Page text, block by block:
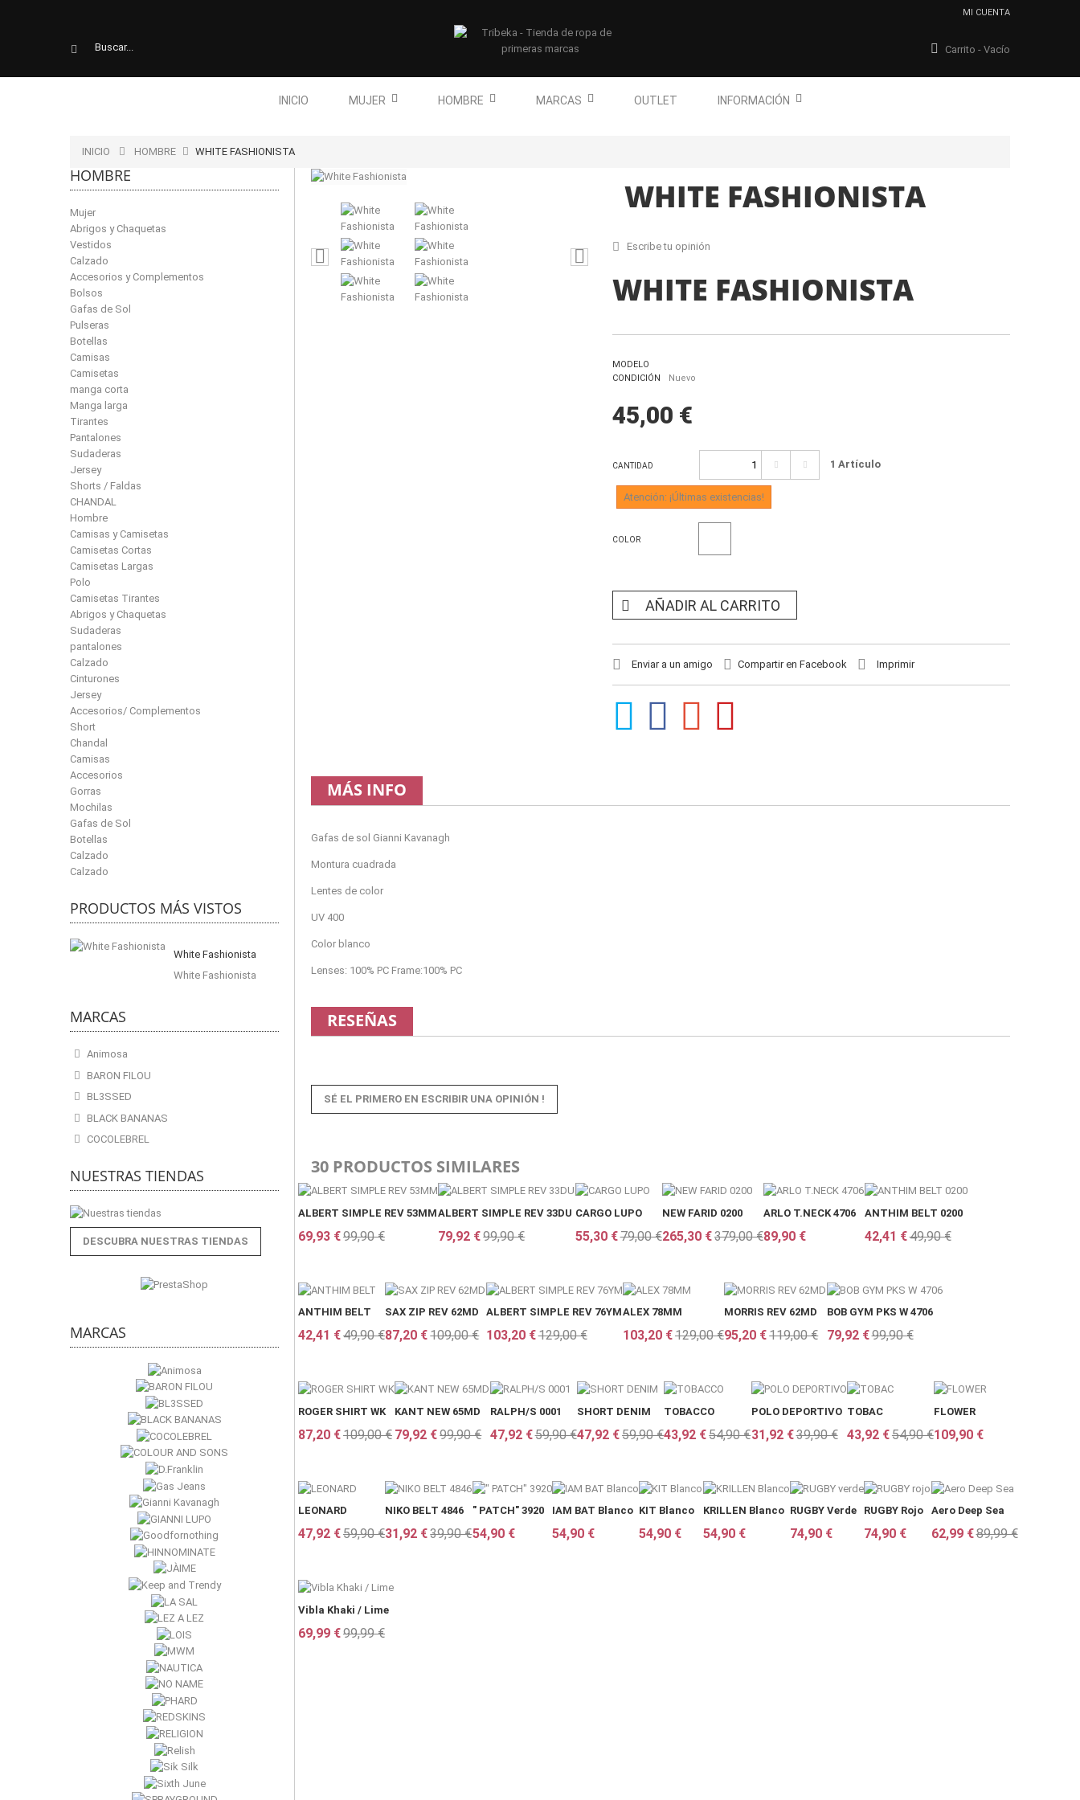
MI CUENTA
Carrito - Vacío
INICIO MUJER HOMBRE MARCAS OUTLET INFORMACIÓN
INICIO HOMBRE WHITE FASHIONISTA
HOMBRE
Mujer
Abrigos y Chaquetas
Vestidos
Calzado
Accesorios y Complementos
Bolsos
Gafas de Sol
Pulseras
Botellas
Camisas
Camisetas
manga corta
Manga larga
Tirantes
Pantalones
Sudaderas
Jersey
Shorts / Faldas
CHANDAL
Hombre
Camisas y Camisetas
Camisetas Cortas
Camisetas Largas
Polo
Camisetas Tirantes
Abrigos y Chaquetas
Sudaderas
pantalones
Calzado
Cinturones
Jersey
Accesorios/ Complementos
Short
Chandal
Camisas
Accesorios
Gorras
Mochilas
Gafas de Sol
Botellas
Calzado
Calzado
PRODUCTOS MÁS VISTOS
White Fashionista
White Fashionista
MARCAS
Animosa
BARON FILOU
BL3SSED
BLACK BANANAS
COCOLEBREL
NUESTRAS TIENDAS
DESCUBRA NUESTRAS TIENDAS
MARCAS
WHITE FASHIONISTA
Escribe tu opinión
WHITE FASHIONISTA
MODELO
CONDICIÓN
Nuevo
45,00 €
CANTIDAD 1 Artículo
Atención: ¡Últimas existencias!
COLOR
AÑADIR AL CARRITO
Enviar a un amigo Compartir en Facebook Imprimir
MÁS INFO
Gafas de sol Gianni Kavanagh
Montura cuadrada
Lentes de color
UV 400
Color blanco
Lenses: 100% PC Frame:100% PC
RESEÑAS
SÉ EL PRIMERO EN ESCRIBIR UNA OPINIÓN !
30 PRODUCTOS SIMILARES
ALBERT SIMPLE REV 53MM
69,93 €99,90 €
ALBERT SIMPLE REV 33DU
79,92 €99,90 €
CARGO LUPO
55,30 €79,00 €
NEW FARID 0200
265,30 €379,00 €
ARLO T.NECK 4706
89,90 €
ANTHIM BELT 0200
42,41 €49,90 €
ANTHIM BELT
42,41 €49,90 €
SAX ZIP REV 62MD
87,20 €109,00 €
ALBERT SIMPLE REV 76YM
103,20 €129,00 €
ALEX 78MM
103,20 €129,00 €
MORRIS REV 62MD
95,20 €119,00 €
BOB GYM PKS W 4706
79,92 €99,90 €
ROGER SHIRT WK
87,20 €109,00 €
KANT NEW 65MD
79,92 €99,90 €
RALPH/S 0001
47,92 €59,90 €
SHORT DENIM
47,92 €59,90 €
TOBACCO
43,92 €54,90 €
POLO DEPORTIVO
31,92 €39,90 €
TOBAC
43,92 €54,90 €
FLOWER
109,90 €
LEONARD
47,92 €59,90 €
NIKO BELT 4846
31,92 €39,90 €
" PATCH" 3920
54,90 €
IAM BAT Blanco
54,90 €
KIT Blanco
54,90 €
KRILLEN Blanco
54,90 €
RUGBY Verde
74,90 €
RUGBY Rojo
74,90 €
Aero Deep Sea
62,99 €89,99 €
Vibla Khaki / Lime
69,99 €99,99 €